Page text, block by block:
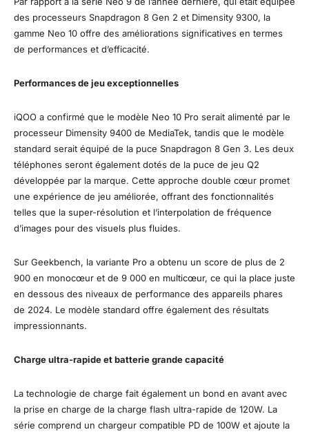
des processeurs Snapdragon 8 Gen 2 et Dimensity 9300, la
gamme Neo 10 offre des améliorations significatives en termes
de performances et d’efficacité.
Performances de jeu exceptionnelles
iQOO a confirmé que le modèle Neo 10 Pro serait alimenté par le
processeur Dimensity 9400 de MediaTek, tandis que le modèle
standard serait équipé de la puce Snapdragon 8 Gen 3. Les deux
téléphones seront également dotés de la puce de jeu Q2
développée par la marque. Cette approche double cœur promet
une expérience de jeu améliorée, offrant des fonctionnalités
telles que la super-résolution et l’interpolation de fréquence
d’images pour des visuels plus fluides.
Sur Geekbench, la variante Pro a obtenu un score de plus de 2
900 en monocœur et de 9 000 en multicœur, ce qui la place juste
en dessous des niveaux de performance des appareils phares
de 2024. Le modèle standard offre également des résultats
impressionnants.
Charge ultra-rapide et batterie grande capacité
La technologie de charge fait également un bond en avant avec
la prise en charge de la charge flash ultra-rapide de 120W. La
série comprend un chargeur compatible PD de 100W et ajoute la